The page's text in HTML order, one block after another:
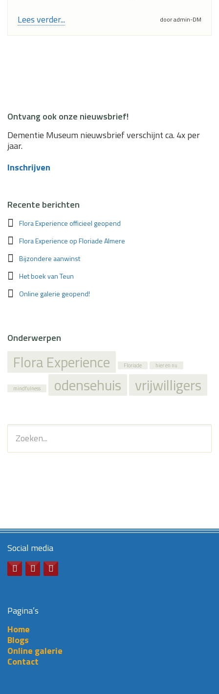
Lees verder...
door admin-DM
Ontvang ook onze nieuwsbrief!
Dementie Museum nieuwsbrief verschijnt ca. 4x per
jaar.
Inschrijven
Recente berichten
Flora Experience officieel geopend
Flora Experience op Floriade Almere
Bijzondere aanwinst
Het boek van Teun
Online galerie geopend!
Onderwerpen
Flora Experience Floriade hier en nu
mindfulness odensehuis vrijwilligers
Zoeken...
Social media
Pagina’s
Home
Blogs
Online galerie
Contact